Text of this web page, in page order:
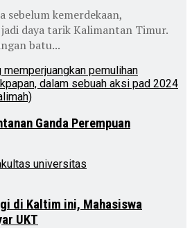
sebelum kemerdekaan,
daya tarik Kalimantan Timur.
batu...
Ganda Perempuan
di Kaltim ini, Mahasiswa
UKT